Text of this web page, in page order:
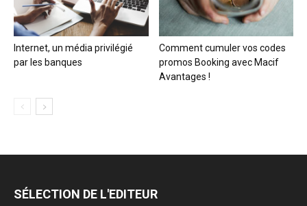
Internet, un média privilégié
par les banques
Comment cumuler vos codes
promos Booking avec Macif
Avantages !
SÉLECTION DE L'EDITEUR